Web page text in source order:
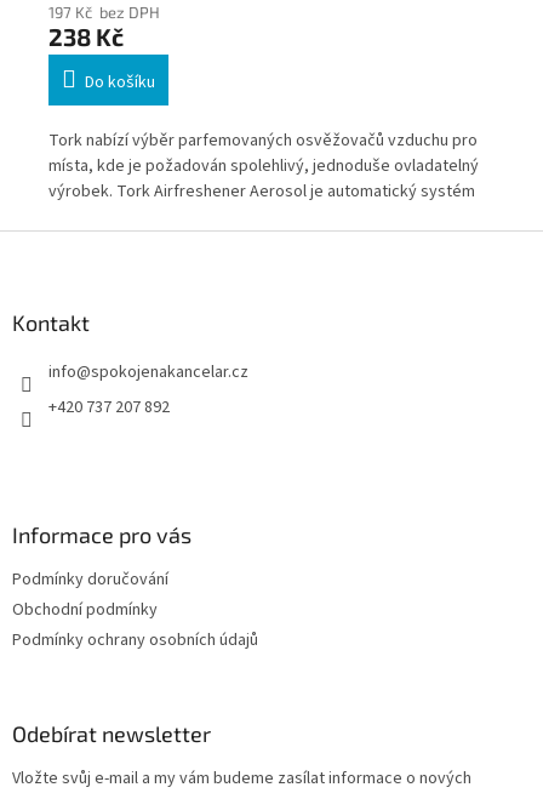
197 Kč bez DPH
238 Kč
Do košíku
Tork nabízí výběr parfemovaných osvěžovačů vzduchu pro
místa, kde je požadován spolehlivý, jednoduše ovladatelný
výrobek. Tork Airfreshener Aerosol je automatický systém
Kontakt
info@spokojenakancelar.cz
+420 737 207 892
Informace pro vás
Podmínky doručování
Obchodní podmínky
Podmínky ochrany osobních údajů
Odebírat newsletter
Vložte svůj e-mail a my vám budeme zasílat informace o nových